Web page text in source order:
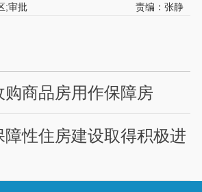
;审批 责编：张静
商品房用作保障房
障性住房建设取得积极进